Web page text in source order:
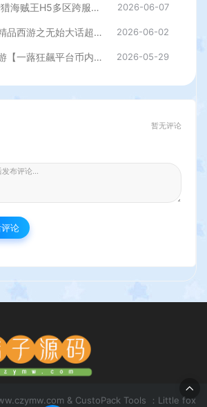
三网H5游戏【狩猎海贼王H5多区跨服代金券内购版】最新整理单机一键即玩镜像端+Linux手工服务端+新管理后台+CDK授权后台+简易安卓客户端+详细搭建教程 2026-06-07
大话回合手游【精品西游之无始大话超变无上限属性】最新整理单机一键即玩端+Linux手工服务端+安卓+神兔后台+详细搭建教程 2026-06-02
末日丧尸割草手游【一蕗狂飆平台币内购408关版】最新整理单机一键即玩镜像端+Linux手工服务端+多区+网页注册+管理后台+代理后台+商城后台+CDK授权后台+安卓苹果双端+详细搭建教程 2026-05-29
暂无评论
论
& CustoPack Tools ：Little fox